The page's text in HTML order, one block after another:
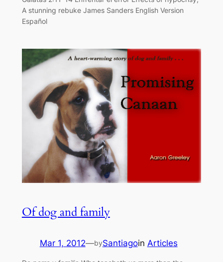
A stunning rebuke James Sanders English Version
Español
Of dog and family
Mar 1, 2012—bySantiagoin Articles